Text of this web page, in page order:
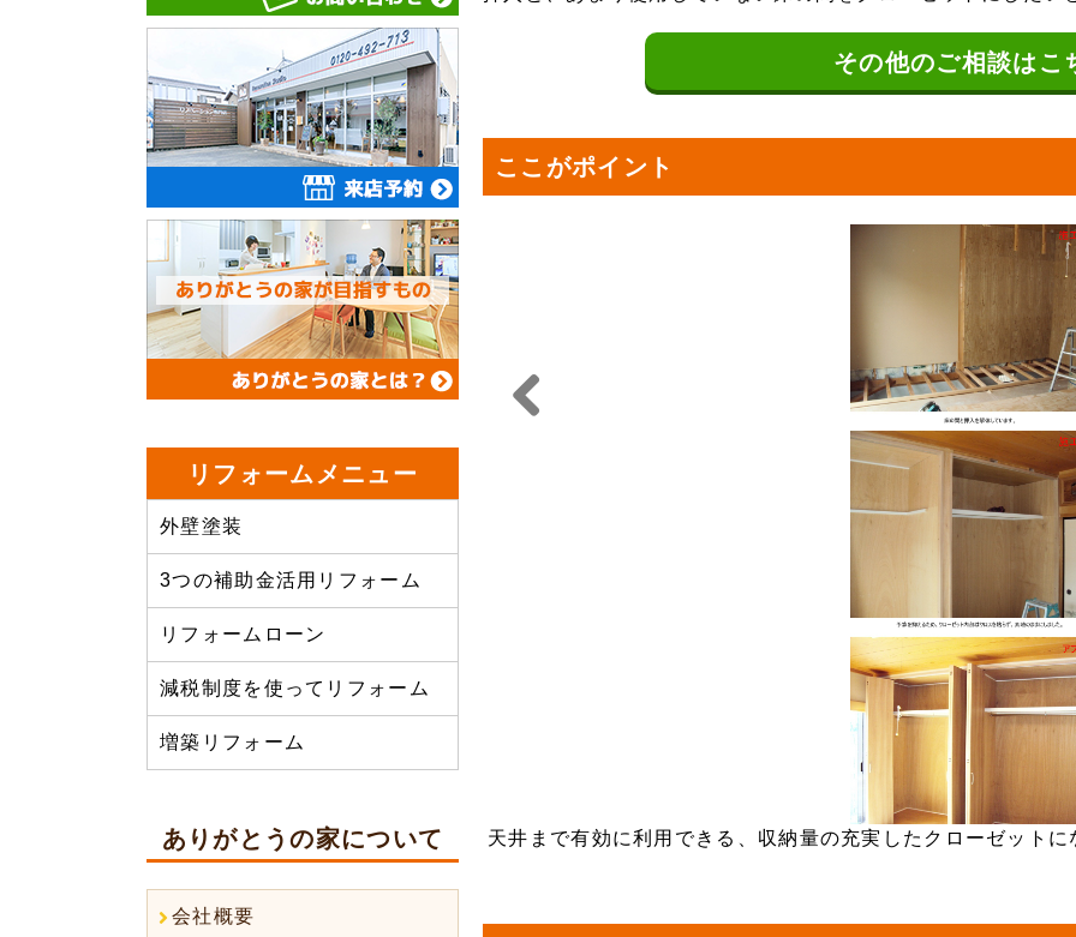
その他のご相談はこ
ここがポイント
天井まで有効に利用できる、収納量の充実したクローゼットに
リフォームメニュー
外壁塗装
3つの補助金活用リフォーム
リフォームローン
減税制度を使ってリフォーム
増築リフォーム
ありがとうの家について
会社概要